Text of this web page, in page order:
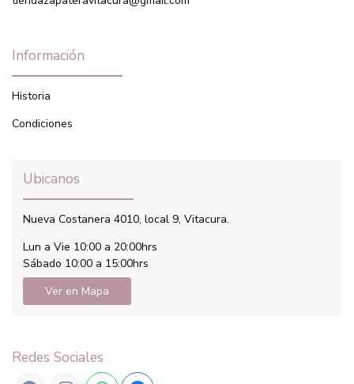
Información
Historia
Condiciones
Ubicanos
Nueva Costanera 4010, local 9, Vitacura.
Lun a Vie 10:00 a 20:00hrs
Sábado 10:00 a 15:00hrs
Ver en Mapa
Redes Sociales